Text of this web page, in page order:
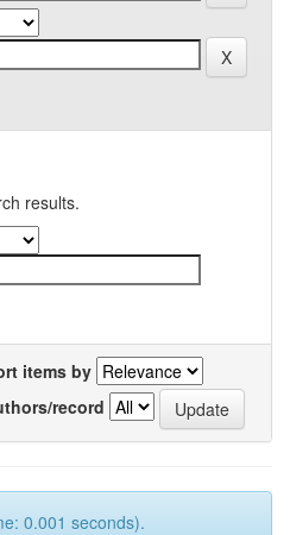
results.
items by
record
0.001 seconds).